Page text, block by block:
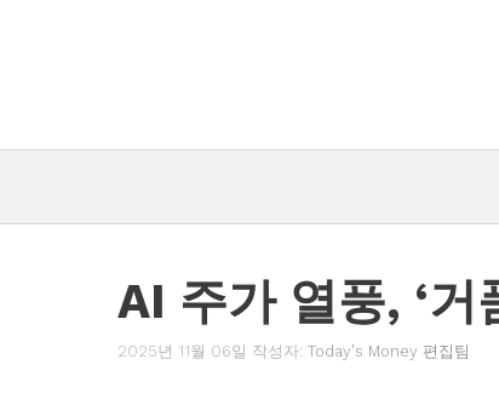
기
AI 주가 열풍, ‘거
2025년 11월 06일 작성자: Today's Money 편집팀